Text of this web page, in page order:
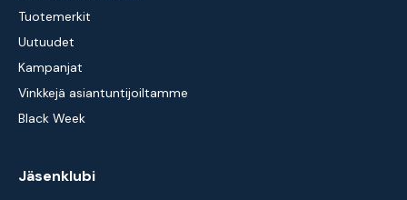
Tuotemerkit
Uutuudet
Kampanjat
Vinkkejä asiantuntijoiltamme
Black Week
Jäsenklubi